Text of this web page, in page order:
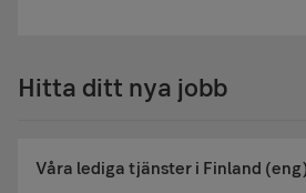
Hitta ditt nya jobb
Våra lediga tjänster i Finland